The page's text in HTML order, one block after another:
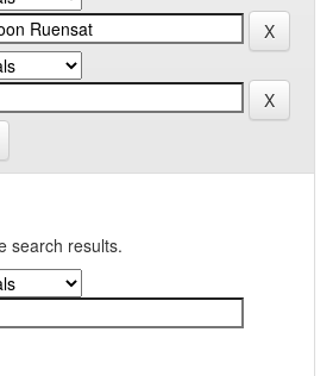
search results.